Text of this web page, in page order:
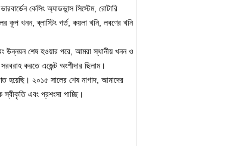
কেসিং অ্যাডভান্স সিস্টেম, রোটারি
কূপ খনন, ব্লাস্টিং গর্ত, কয়লা খনি, লবণের খনি
উন্নয়ন শেষ হওয়ার পরে, আমরা স্থানীয় খনন ও
করতে এজেন্ট অংশীদার ছিলাম।
হয়েছি। ২০১৫ সালের শেষ নাগাদ, আমাদের
স্বীকৃতি এবং প্রশংসা পাচ্ছি।